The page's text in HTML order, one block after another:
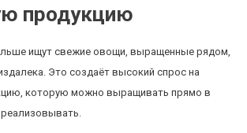
продукцию
ищут свежие овощи, выращенные рядом,
Это создаёт высокий спрос на
которую можно выращивать прямо в